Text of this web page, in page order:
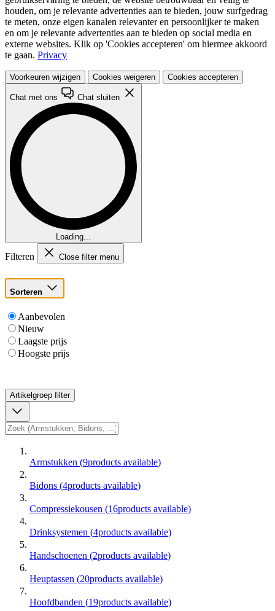
houden, om je relevante advertenties aan te bieden, jouw surfgedrag
te meten, onze eigen kanalen relevanter en persoonlijker te maken
en om je relevante advertenties aan te bieden op social media en
externe websites. Klik op 'Cookies accepteren' om hiermee akkoord
te gaan. Privacy
Voorkeuren wijzigen Cookies weigeren Cookies accepteren
Chat met ons Chat sluiten
Loading...
Filteren Close filter menu
Sorteren
Aanbevolen
Nieuw
Laagste prijs
Hoogste prijs
Artikelgroep filter
Armstukken (9products available)
Bidons (4products available)
Compressiekousen (16products available)
Drinksystemen (4products available)
Handschoenen (2products available)
Heuptassen (20products available)
Hoofdbanden (19products available)